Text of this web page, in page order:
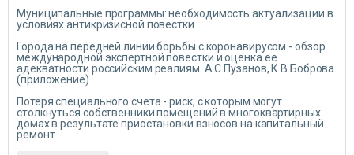
Муниципальные программы: необходимость актуализации в
условиях антикризисной повестки
Города на передней линии борьбы с коронавирусом - обзор
международной экспертной повестки и оценка ее
адекватности российским реалиям. А.С.Пузанов, К.В.Боброва
(приложение)
Потеря специального счета - риск, с которым могут
столкнуться собственники помещений в многоквартирных
домах в результате приостановки взносов на капитальный
ремонт